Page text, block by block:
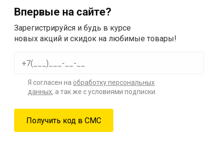
Впервые на сайте?
Зарегистрируйся и будь в курсе
новых акций и скидок на любимые товары!
Я согласен на обработку персональных
данных, а так же с условиями подписки.